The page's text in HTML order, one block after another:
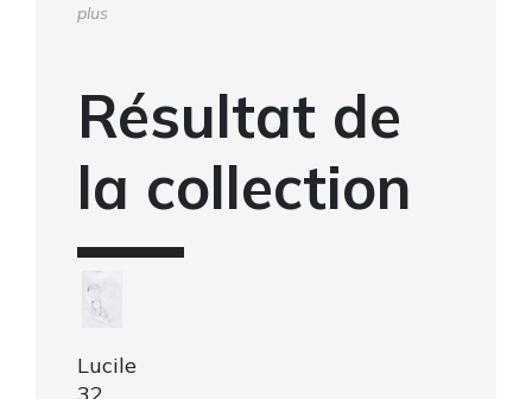
plus
Résultat de
la collection
Lucile